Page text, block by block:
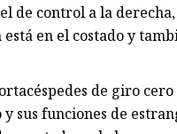
Nachi
Yeoshe
de control a la
en el costado y
de giro
sus funciones de